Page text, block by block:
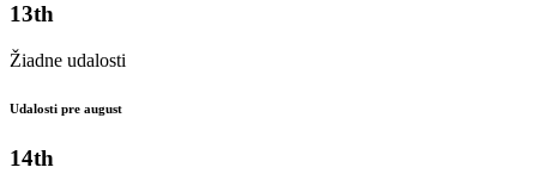
13th
Žiadne udalosti
Udalosti pre august
14th